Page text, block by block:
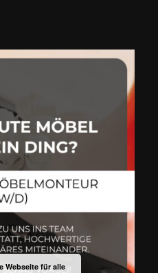
Webseite für alle